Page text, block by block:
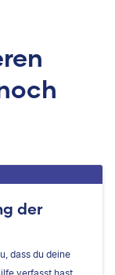
der
dass du deine